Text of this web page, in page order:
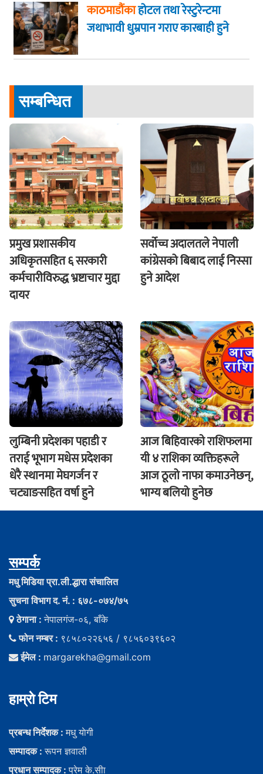
काठमाडौंकाहोटल तथा रेस्टुरेन्टमा
जथाभावी धुम्रपान गराए कारबाही हुने
सम्बन्धित
प्रमुख प्रशासकीय
अधिकृतसहित ६ सरकारी
कर्मचारीविरुद्ध भ्रष्टाचार मुद्दा
दायर
सर्वोच्च अदालतले नेपाली
कांग्रेसको बिबाद लाई निस्सा
हुने आदेश
लुम्बिनी प्रदेशका पहाडी र
तराई भूभाग मधेस प्रदेशका
धेरै स्थानमा मेघगर्जन र
चट्याङसहित वर्षा हुने
आज बिहिवारकाे राशिफलमा
यी ४ राशिका व्यक्तिहरूले
आज ठूलो नाफा कमाउनेछन्,
भाग्य बलियो हुनेछ
सम्पर्क
मधु मिडिया प्रा.ली.द्धारा संचालित
सुचना विभाग द. नं. : ६७८-०७४/७५
ठेगाना :नेपालगंज-०६, बाँके
फोन नम्बर : ९८५८०२२६५६ / ९८५६०३९६०२
ईमेल : margarekha@gmail.com
हाम्राे टिम
प्रबन्ध निर्देशक :मधु याेगी
सम्पादक :रूपन ज्ञवाली
प्रधान सम्पादक :प्रेम के.सीा